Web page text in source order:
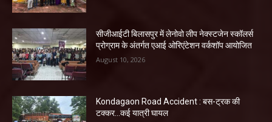
सीजीआईटी बिलासपुर में लेनोवो लीप नेक्स्टजेन स्कॉलर्स
प्रोग्राम के अंतर्गत एआई ओरिएंटेशन वर्कशॉप आयोजित
August 10, 2026
Kondagaon Road Accident : बस-ट्रक की
टक्कर…कई यात्री घायल